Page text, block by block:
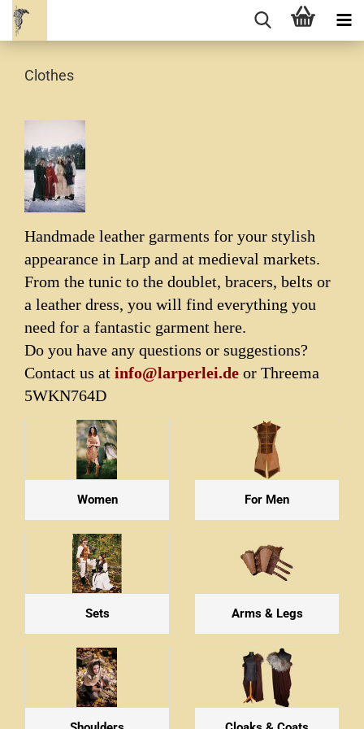
Clothes
Handmade leather garments for your stylish
appearance in Larp and at medieval markets.
From the tunic to the doublet, bracers, belts or
a leather dress, you will find everything you
need for a fantastic garment here.
Do you have any questions or suggestions?
Contact us at info@larperlei.de or Threema
5WKN764D
Women For Men
Sets Arms & Legs